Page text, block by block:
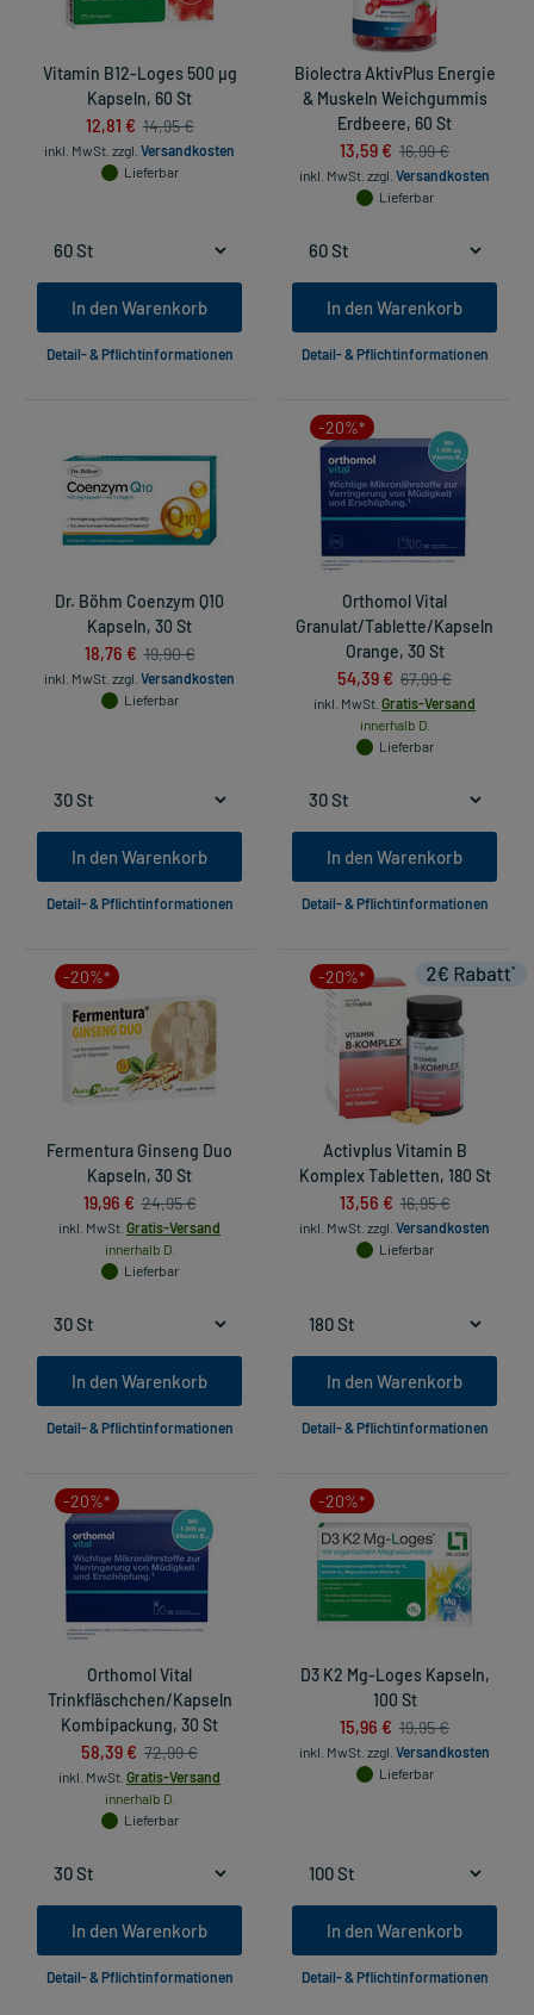
Vitamin B12-Loges 500 µg
Kapseln, 60 St
12,81 € 14,95 €
inkl. MwSt. zzgl. Versandkosten
Lieferbar
In den Warenkorb
Detail- & Pflichtinformationen
Biolectra AktivPlus Energie
& Muskeln Weichgummis
Erdbeere, 60 St
13,59 € 16,99 €
inkl. MwSt. zzgl. Versandkosten
Lieferbar
In den Warenkorb
Detail- & Pflichtinformationen
Dr. Böhm Coenzym Q10
Kapseln, 30 St
18,76 € 19,90 €
inkl. MwSt. zzgl. Versandkosten
Lieferbar
In den Warenkorb
Detail- & Pflichtinformationen
-20%*
Orthomol Vital
Granulat/Tablette/Kapseln
Orange, 30 St
54,39 € 67,99 €
inkl. MwSt. Gratis-Versand
innerhalb D.
Lieferbar
In den Warenkorb
Detail- & Pflichtinformationen
-20%*
Fermentura Ginseng Duo
Kapseln, 30 St
19,96 € 24,95 €
inkl. MwSt. Gratis-Versand
innerhalb D.
Lieferbar
In den Warenkorb
Detail- & Pflichtinformationen
-20%*
Activplus Vitamin B
Komplex Tabletten, 180 St
13,56 € 16,95 €
inkl. MwSt. zzgl. Versandkosten
Lieferbar
In den Warenkorb
Detail- & Pflichtinformationen
-20%*
Orthomol Vital
Trinkfläschchen/Kapseln
Kombipackung, 30 St
58,39 € 72,99 €
inkl. MwSt. Gratis-Versand
innerhalb D.
Lieferbar
In den Warenkorb
Detail- & Pflichtinformationen
-20%*
D3 K2 Mg-Loges Kapseln,
100 St
15,96 € 19,95 €
inkl. MwSt. zzgl. Versandkosten
Lieferbar
In den Warenkorb
Detail- & Pflichtinformationen